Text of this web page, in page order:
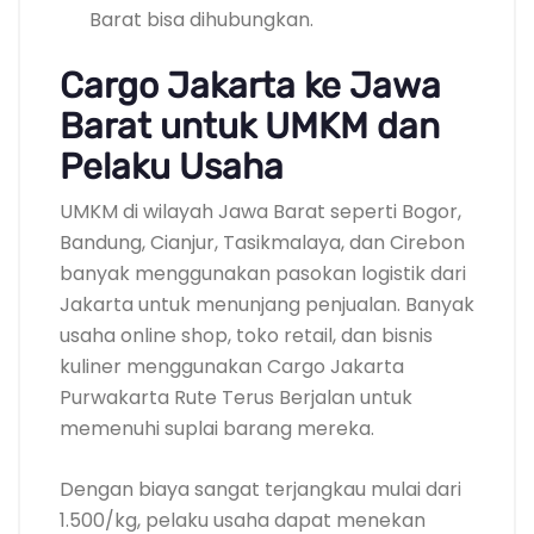
Barat bisa dihubungkan.
Cargo Jakarta ke Jawa
Barat untuk UMKM dan
Pelaku Usaha
UMKM di wilayah Jawa Barat seperti Bogor,
Bandung, Cianjur, Tasikmalaya, dan Cirebon
banyak menggunakan pasokan logistik dari
Jakarta untuk menunjang penjualan. Banyak
usaha online shop, toko retail, dan bisnis
kuliner menggunakan Cargo Jakarta
Purwakarta Rute Terus Berjalan untuk
memenuhi suplai barang mereka.
Dengan biaya sangat terjangkau mulai dari
1.500/kg, pelaku usaha dapat menekan